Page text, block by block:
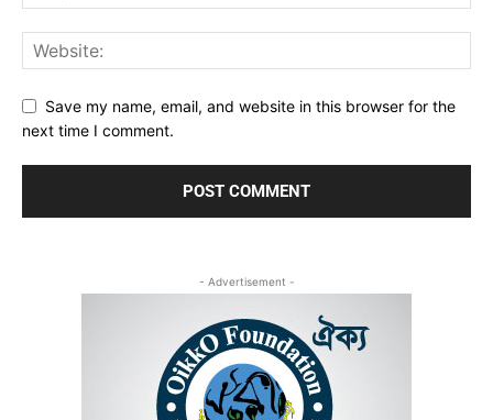
Save my name, email, and website in this browser for the
next time I comment.
- Advertisement -